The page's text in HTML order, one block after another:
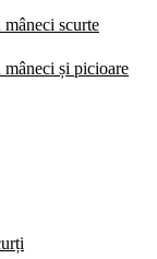
scurte
și picioare